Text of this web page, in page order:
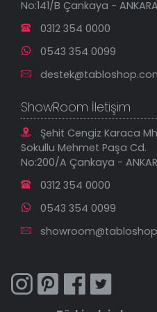
İndirimli Tablolar
No:141/B Çankaya - ANKARA
0312 354 0000
0543 354 0099
ShowRoom İletişim
Şehit Cengiz Karaca
Sokullu Mehmet Paşa Cd.
No:200/A Çankaya -
0312 354 0000
0543 354 0099